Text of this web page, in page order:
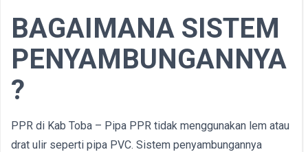
BAGAIMANA SISTEM
PENYAMBUNGANNYA
?
PPR di Kab Toba – Pipa PPR tidak menggunakan lem atau
drat ulir seperti pipa PVC. Sistem penyambungannya